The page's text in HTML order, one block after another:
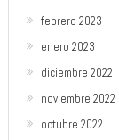
febrero 2023
enero 2023
diciembre 2022
noviembre 2022
octubre 2022